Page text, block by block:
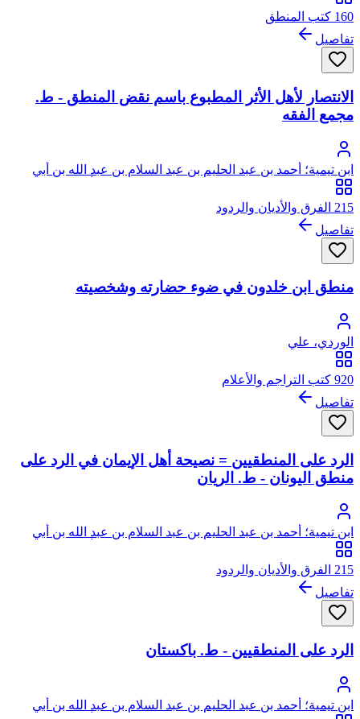
160 كتب المنطق
تفاصيل
الانتصار لأهل الأثر المطبوع باسم نقض المنطق - ط.
مجمع الفقه
ابن تيمية؛ أحمد بن عبد الحليم بن عبد السلام بن عبد الله بن أبي
القاسم الخضر النميري الحراني الدمشقي الحنبلي، أبو العباس، تقي
الدين ابن تيمية
215 الفرق والأديان والردود
تفاصيل
منطق ابن خلدون في ضوء حضارته وشخصيته
الوردي، علي
920 كتب التراجم والأعلام
تفاصيل
الرد على المنطقيين = نصيحة أهل الإيمان في الرد على
منطق اليونان - ط. الريان
ابن تيمية؛ أحمد بن عبد الحليم بن عبد السلام بن عبد الله بن أبي
القاسم الخضر النميري الحراني الدمشقي الحنبلي، أبو العباس، تقي
الدين ابن تيمية
215 الفرق والأديان والردود
تفاصيل
الرد على المنطقيين - ط. باكستان
ابن تيمية؛ أحمد بن عبد الحليم بن عبد السلام بن عبد الله بن أبي